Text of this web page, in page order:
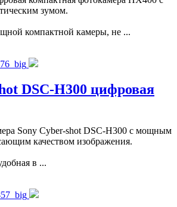
зумом.
компактной камеры, не ...
DSC-H300 цифровая
Sony Cyber-shot DSC-H300 с мощным
качеством изображения.
в ...